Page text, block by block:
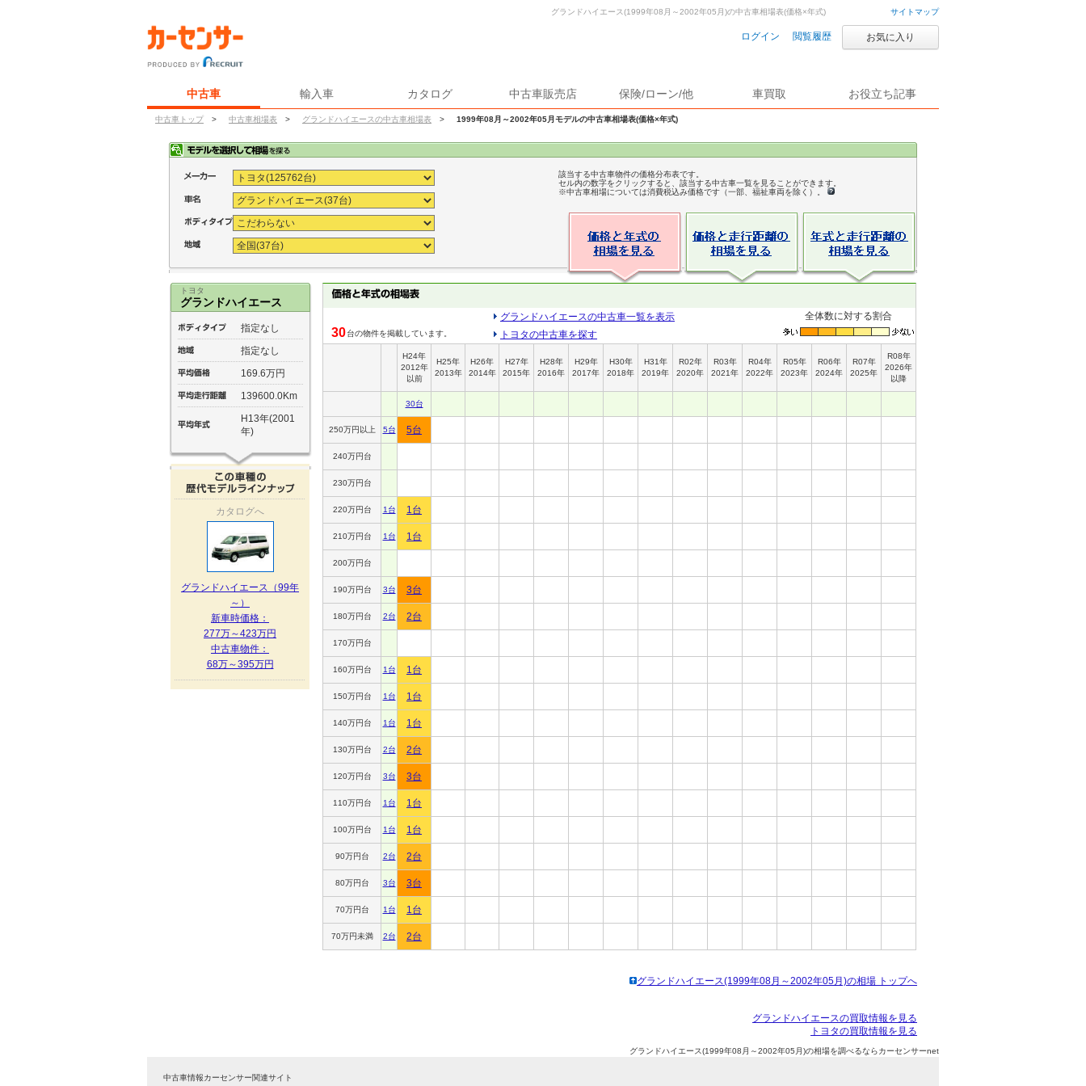
サイトマップ
ログイン 閲覧履歴 お気に入り
中古車 輸入車 カタログ 中古車販売店 保険/ローン/他 車買取 お役立ち記事
中古車トップ > 中古車相場表 > グランドハイエースの中古車相場表 > 1999年08月～2002年05月モデルの中古車相場表(価格×年式)
グランドハイエース(1999年08月～2002年05月)の中古車相場表(価格×年式)
該当する中古車物件の価格分布表です。
セル内の数字をクリックすると、該当する中古車一覧を見ることができます。
※中古車相場については消費税込み価格です（一部、福祉車両を除く）。
トヨタ
グランドハイエース
指定なし
指定なし
169.6万円
139600.0Km
H13年(2001
年)
カタログへ
グランドハイエース（99年
～）
新車時価格：
277万～423万円
中古車物件：
68万～395万円
グランドハイエースの中古車一覧を表示 全体数に対する割合
30台の物件を掲載しています。 トヨタの中古車を探す
H24年
2012年
以前
H25年
2013年
H26年
2014年
H27年
2015年
H28年
2016年
H29年
2017年
H30年
2018年
H31年
2019年
R02年
2020年
R03年
2021年
R04年
2022年
R05年
2023年
R06年
2024年
R07年
2025年
R08年
2026年
以降
30台
250万円以上 5台 5台
240万円台
230万円台
220万円台 1台 1台
210万円台 1台 1台
200万円台
190万円台 3台 3台
180万円台 2台 2台
170万円台
160万円台 1台 1台
150万円台 1台 1台
140万円台 1台 1台
130万円台 2台 2台
120万円台 3台 3台
110万円台 1台 1台
100万円台 1台 1台
90万円台 2台 2台
80万円台 3台 3台
70万円台 1台 1台
70万円未満 2台 2台
グランドハイエース(1999年08月～2002年05月)の相場 トップへ
グランドハイエースの買取情報を見る
トヨタの買取情報を見る
グランドハイエース(1999年08月～2002年05月)の相場を調べるならカーセンサーnet
中古車情報カーセンサー関連サイト